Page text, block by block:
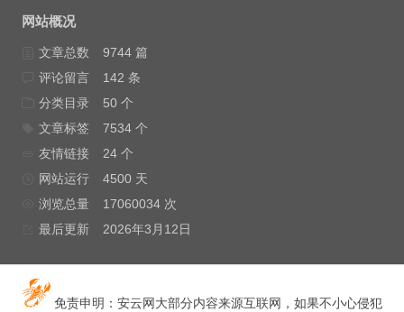
网站概况
文章总数
9744 篇
评论留言
142 条
分类目录
50 个
文章标签
7534 个
友情链接
24 个
网站运行
4500 天
浏览总量
17060034 次
最后更新
2026年3月12日
免责申明：安云网大部分内容来源互联网，如果不小心侵犯